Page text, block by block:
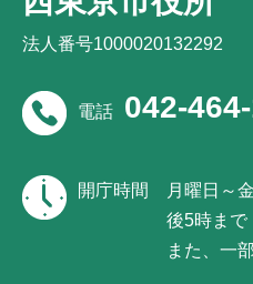
法人番号1000020132292
電話 042-
開庁時間
月曜日～
後5時まで
また、一